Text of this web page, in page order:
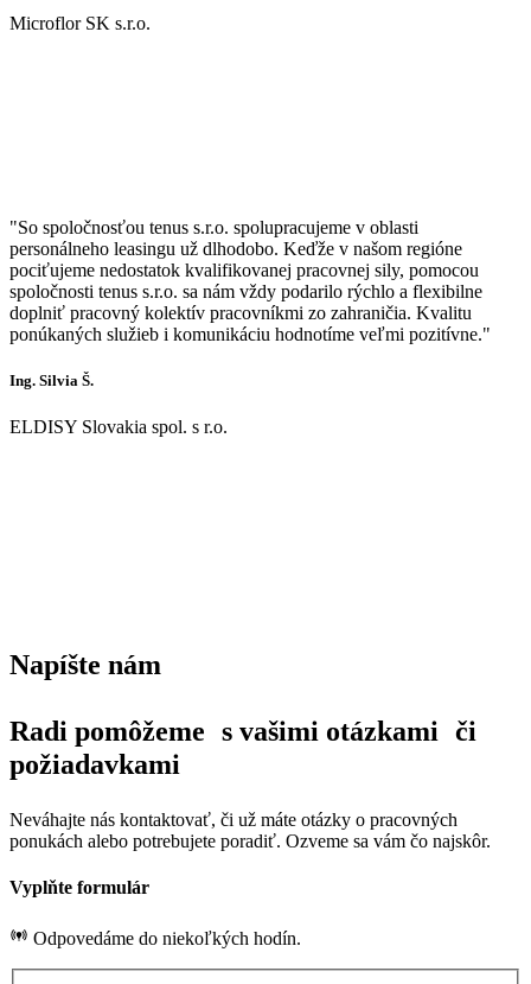
Microflor SK s.r.o.
"So spoločnosťou tenus s.r.o. spolupracujeme v oblasti
personálneho leasingu už dlhodobo. Keďže v našom regióne
pociťujeme nedostatok kvalifikovanej pracovnej sily, pomocou
spoločnosti tenus s.r.o. sa nám vždy podarilo rýchlo a flexibilne
doplniť pracovný kolektív pracovníkmi zo zahraničia. Kvalitu
ponúkaných služieb i komunikáciu hodnotíme veľmi pozitívne."
Ing. Silvia Š.
ELDISY Slovakia spol. s r.o.
Napíšte nám
Radi pomôžeme s vašimi otázkami či
požiadavkami
Neváhajte nás kontaktovať, či už máte otázky o pracovných
ponukách alebo potrebujete poradiť. Ozveme sa vám čo najskôr.
Vyplňte formulár
Odpovedáme do niekoľkých hodín.